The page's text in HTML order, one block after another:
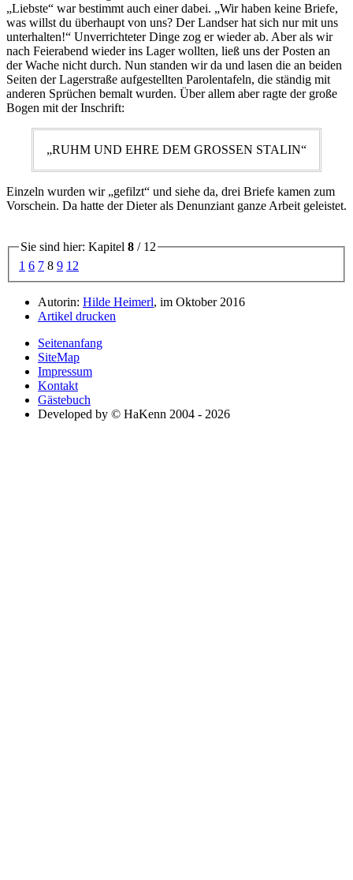
Liebste
war bestimmt auch einer dabei.
Wir haben keine Briefe,
was willst du überhaupt von uns? Der Landser hat sich nur mit uns
unterhalten!
Unverrichteter Dinge zog er wieder ab. Aber als wir
nach Feierabend wieder ins Lager wollten, ließ uns der Posten an
der Wache nicht durch. Nun standen wir da und lasen die an beiden
Seiten der Lagerstraße aufgestellten Parolentafeln, die ständig mit
anderen Sprüchen bemalt wurden. Über allem aber ragte der große
Bogen mit der Inschrift:
RUHM UND EHRE DEM GROSSEN STALIN
Einzeln wurden wir gefilzt
und siehe da, drei Briefe kamen zum
Vorschein. Da hatte der Dieter als Denunziant ganze Arbeit geleistet.
Sie sind hier: Kapitel 8 / 12
1 6 7 8 9 12
Autorin: Hilde Heimerl, im Oktober 2016
Artikel drucken
Seitenanfang
SiteMap
Impressum
Kontakt
Gästebuch
Developed by © HaKenn 2004 - 2026